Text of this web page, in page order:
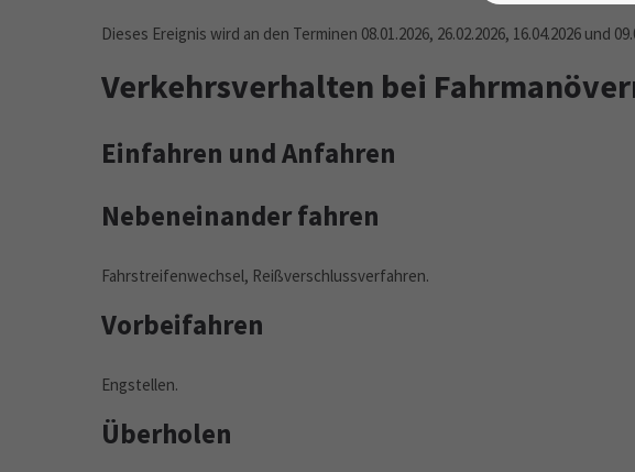
Dieses Ereignis wird an den Terminen 08.01.2026, 26.02.2026, 16.04.2026
Verkehrsverhalten bei
Einfahren und Anfahren
Nebeneinander fahren
Fahrstreifenwechsel, Reißverschlussverfahren.
Vorbeifahren
Engstellen.
Überholen